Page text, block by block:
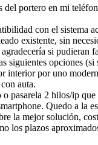
del portero en mi
con el sistema
existente, sin
si pudieran
siguientes opciones (si
interior por uno
auta.
pasarela 2 hilos/ip
Quedo a la
la mejor solución,
los plazos